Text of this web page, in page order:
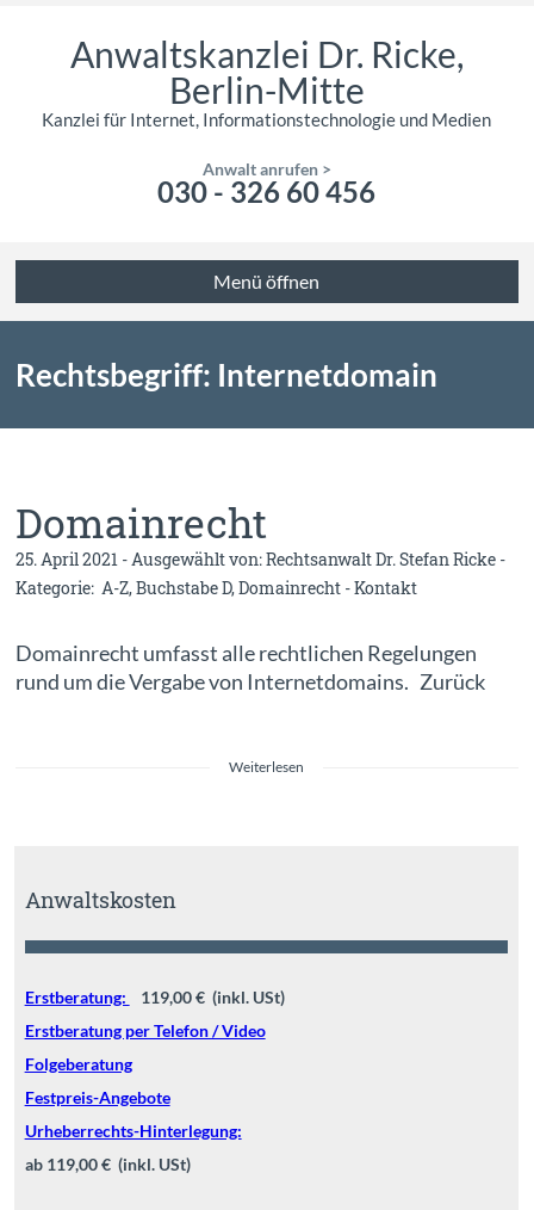
Anwaltskanzlei Dr. Ricke,
Berlin-Mitte
Kanzlei für Internet, Informationstechnologie und Medien
Anwalt anrufen >
030 - 326 60 456
Menü öffnen
Rechtsbegriff: Internetdomain
Domainrecht
25. April 2021 - Ausgewählt von:Rechtsanwalt Dr. Stefan Ricke -
Kategorie:A-Z,Buchstabe D,Domainrecht -Kontakt
Domainrecht umfasst alle rechtlichen Regelungen
rund um die Vergabe von Internetdomains. Zurück
Weiterlesen
Anwaltskosten
Erstberatung:
119,00 € (inkl. USt)
Erstberatung per Telefon / Video
Folgeberatung
Festpreis-Angebote
Urheberrechts-Hinterlegung:
ab 119,00 € (inkl. USt)